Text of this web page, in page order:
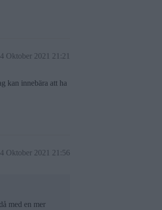
Oktober 2021 21:21
kan innebära att ha
Oktober 2021 21:56
med en mer